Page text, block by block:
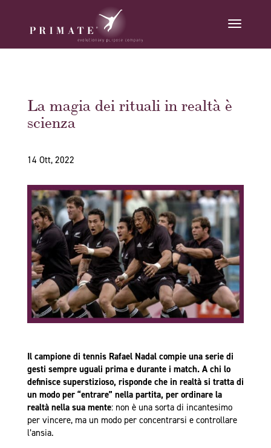
La magia dei rituali in realtà è
scienza
14 Ott, 2022
Il campione di tennis Rafael Nadal compie una serie di
gesti sempre uguali prima e durante i match. A chi lo
definisce superstizioso, risponde che in realtà si tratta di
un modo per “entrare” nella partita, per ordinare la
realtà nella sua mente: non è una sorta di incantesimo
per vincere, ma un modo per concentrarsi e controllare
l’ansia.